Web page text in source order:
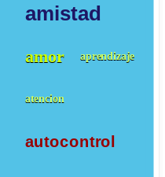
amistad
amor aprendizaje
atencion
autocontrol